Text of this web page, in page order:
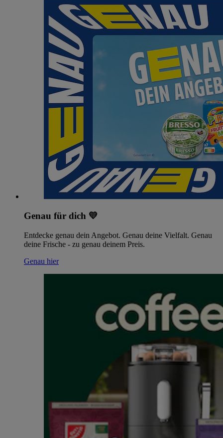
Genau für dich 💛
Entdecke genau dein Angebot. Genau deine Vielfalt. Genau
deine Frische - zu genau deinem Preis.
Genau hier